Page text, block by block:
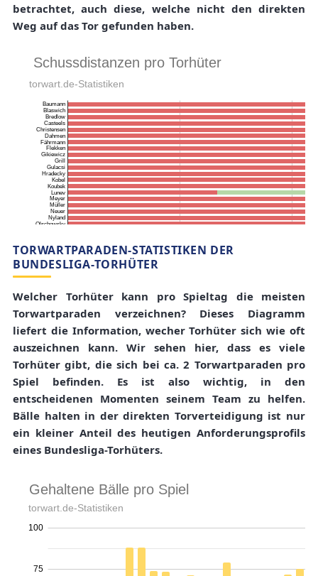
betrachtet, auch diese, welche nicht den direkten
Weg auf das Tor gefunden haben.
TORWARTPARADEN-STATISTIKEN DER
BUNDESLIGA-TORHÜTER
Welcher Torhüter kann pro Spieltag die meisten
Torwartparaden verzeichnen? Dieses Diagramm
liefert die Information, wecher Torhüter sich wie oft
auszeichnen kann. Wir sehen hier, dass es viele
Torhüter gibt, die sich bei ca. 2 Torwartparaden pro
Spiel befinden. Es ist also wichtig, in den
entscheidenen Momenten seinem Team zu helfen.
Bälle halten in der direkten Torverteidigung ist nur
ein kleiner Anteil des heutigen Anforderungsprofils
eines Bundesliga-Torhüters.